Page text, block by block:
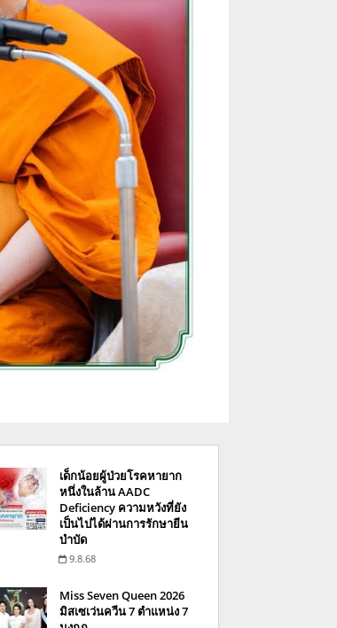
เด็กน้อยผู้ป่วยโรคหายาก
หนึ่งในล้าน AADC
Deficiency ความหวังที่ยัง
เป็นไปได้ผ่านการรักษายีน
บำบัด
9.8.68
Miss Seven Queen 2026
มิสเซเว่นควีน 7 ตำแหน่ง 7